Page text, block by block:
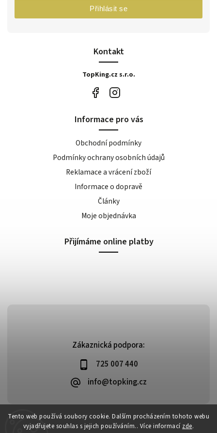
Tento web používá soubory cookie. Dalším procházením tohoto webu
vyjadřujete souhlas s jejich používáním.. Více informací zde.
Zákaznická podpora:
725 007 440
info@topking.cz
Kontakt
TopKing.cz s.r.o.
Přihlásit se
Informace pro vás
Obchodní podmínky
Podmínky ochrany osobních údajů
Reklamace a vrácení zboží
Informace o dopravě
Články
Moje objednávka
Přijímáme online platby
Copyright 2026Top King. Všechna práva vyhrazena.